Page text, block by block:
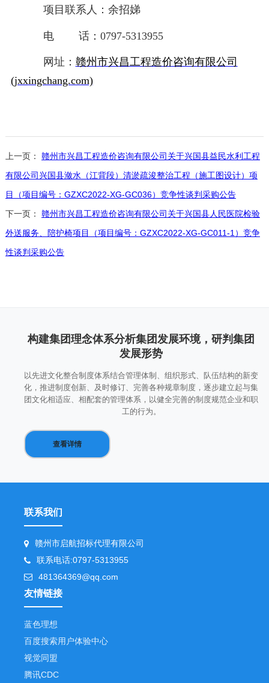
项目联系人：余招娣
电 话： 0797-5313955
网址： 赣州市兴昌工程造价咨询有限公司
(jxxingchang.com)
上一页： 赣州市兴昌工程造价咨询有限公司关于兴国县益民水利工程
有限公司兴国县潋水（江背段）清淤疏浚整治工程（施工图设计）项
目（项目编号：GZXC2022-XG-GC036）竞争性谈判采购公告
下一页： 赣州市兴昌工程造价咨询有限公司关于兴国县人民医院检验
外送服务、陪护椅项目（项目编号：GZXC2022-XG-GC011-1）竞争
性谈判采购公告
构建集团理念体系分析集团发展环境，研判集团
发展形势
以先进文化整合制度体系结合管理体制、组织形式、队伍结构的新变
化，推进制度创新、及时修订、完善各种规章制度，逐步建立起与集
团文化相适应、相配套的管理体系，以健全完善的制度规范企业和职
工的行为。
查看详情
联系我们
赣州市启航招标代理有限公司
联系电话:0797-5313955
481364369@qq.com
友情链接
蓝色理想
百度搜索用户体验中心
视觉同盟
腾讯CDC